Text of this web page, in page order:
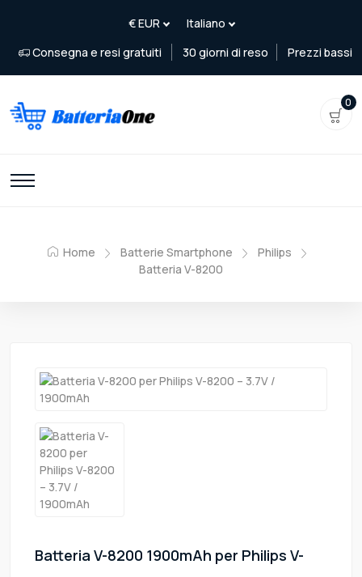
Consegna e resi gratuiti 30 giorni di reso Prezzi bassi
0
Home Batterie Smartphone
Philips
Batteria V-8200
Batteria V-8200 1900mAh per Philips V-